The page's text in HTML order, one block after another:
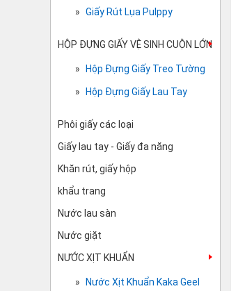
Giấy Rút Lụa Pulppy
HỘP ĐỰNG GIẤY VỆ SINH CUỘN LỚN
Hộp Đựng Giấy Treo Tường
Hộp Đựng Giấy Lau Tay
Phôi giấy các loại
Giấy lau tay - Giấy đa năng
Khăn rút, giấy hộp
khẩu trang
Nước lau sàn
Nước giặt
NƯỚC XỊT KHUẨN
Nước Xịt Khuẩn Kaka Geel